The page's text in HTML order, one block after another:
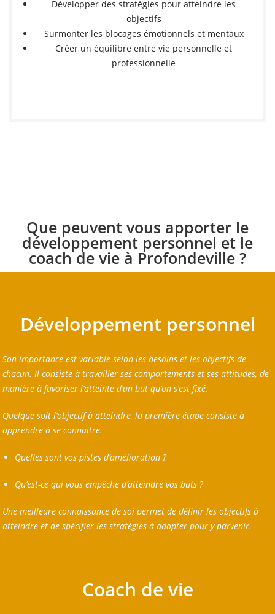
Développer des stratégies pour atteindre les
objectifs
Surmonter les blocages émotionnels et mentaux
Créer un équilibre entre vie personnelle et
professionnelle
Que peuvent vous apporter le
développement personnel et le
coach de vie à Profondeville ?
Développement personnel
Son importance est variable selon les besoins et les objectifs de
chacun. Il consiste à travailler ses comportements et ses attitudes, de
manière à favoriser l’atteinte d’un but qu’on s’est fixé.
Quelque soit l’objectif à atteindre, la première étape consiste à
apprendre à se connaitre.
Quelles sont vos pistes d’amélioration ?
Qu’est-ce qui vous empêche d’atteindre vos buts ?
Une meilleure connaissance de soi permet de définir les objectifs à
atteindre et de spécifier les stratégies à adopter pour y parvenir.
Coach de vie